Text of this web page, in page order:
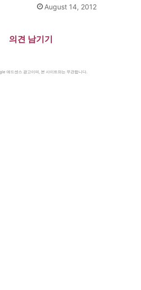
August 14, 2012
의견 남기기
애드센스 광고이며, 본 사이트와는 무관합니다.